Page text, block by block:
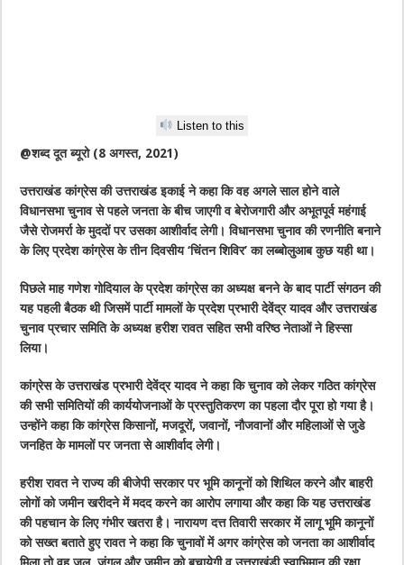
Listen to this
@शब्द दूत ब्यूरो (8 अगस्त, 2021)
उत्तराखंड कांग्रेस की उत्तराखंड इकाई ने कहा कि वह अगले साल होने वाले
विधानसभा चुनाव से पहले जनता के बीच जाएगी व बेरोजगारी और अभूतपूर्व महंगाई
जैसे रोजमर्रा के मुददों पर उसका आशीर्वाद लेगी। विधानसभा चुनाव की रणनीति बनाने
के लिए प्रदेश कांग्रेस के तीन दिवसीय ‘चिंतन शिविर’ का लब्बोलुआब कुछ यही था।
पिछले माह गणेश गोदियाल के प्रदेश कांग्रेस का अध्यक्ष बनने के बाद पार्टी संगठन की
यह पहली बैठक थी जिसमें पार्टी मामलों के प्रदेश प्रभारी देवेंद्र यादव और उत्तराखंड
चुनाव प्रचार समिति के अध्यक्ष हरीश रावत सहित सभी वरिष्ठ नेताओं ने हिस्सा
लिया।
कांग्रेस के उत्तराखंड प्रभारी देवेंद्र यादव ने कहा कि चुनाव को लेकर गठित कांग्रेस
की सभी समितियों की कार्ययोजनाओं के प्रस्तुतिकरण का पहला दौर पूरा हो गया है।
उन्होंने कहा कि कांग्रेस किसानों, मजदूरों, जवानों, नौजवानों और महिलाओं से जुडे
जनहित के मामलों पर जनता से आशीर्वाद लेगी।
हरीश रावत ने राज्य की बीजेपी सरकार पर भूमि कानूनों को शिथिल करने और बाहरी
लोगों को जमीन खरीदने में मदद करने का आरोप लगाया और कहा कि यह उत्तराखंड
की पहचान के लिए गंभीर खतरा है। नारायण दत्त तिवारी सरकार में लागू भूमि कानूनों
को सख्त बताते हुए रावत ने कहा कि चुनावों में अगर कांग्रेस को जनता का आशीर्वाद
मिला तो वह जल, जंगल और जमीन को बचायेगी व उत्तराखंडी स्वाभिमान की रक्षा